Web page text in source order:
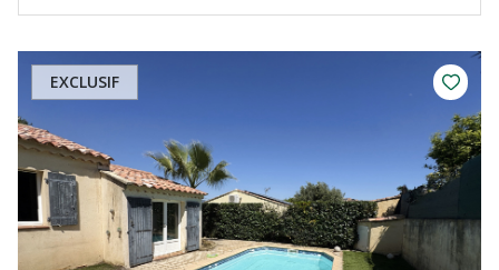
EXCLUSIF